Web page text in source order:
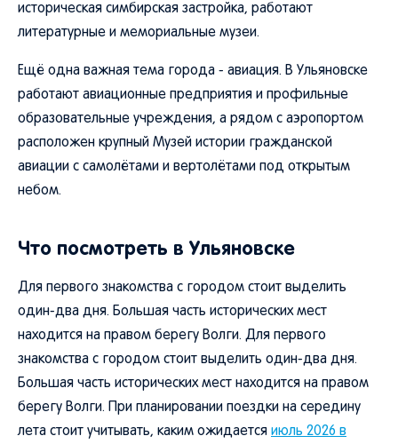
историческая симбирская застройка, работают
литературные и мемориальные музеи.
Ещё одна важная тема города - авиация. В Ульяновске
работают авиационные предприятия и профильные
образовательные учреждения, а рядом с аэропортом
расположен крупный Музей истории гражданской
авиации с самолётами и вертолётами под открытым
небом.
Что посмотреть в Ульяновске
Для первого знакомства с городом стоит выделить
один-два дня. Большая часть исторических мест
находится на правом берегу Волги. Для первого
знакомства с городом стоит выделить один-два дня.
Большая часть исторических мест находится на правом
берегу Волги. При планировании поездки на середину
лета стоит учитывать, каким ожидается июль 2026 в